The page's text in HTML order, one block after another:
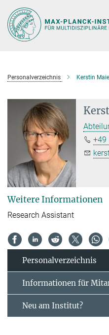
Hauptinhalt
Personalverzeichnis Kerstin
+49
Weitere Informationen
Research Assistant
Personal­verzeichnis
Informationen für
Neu am Institut?